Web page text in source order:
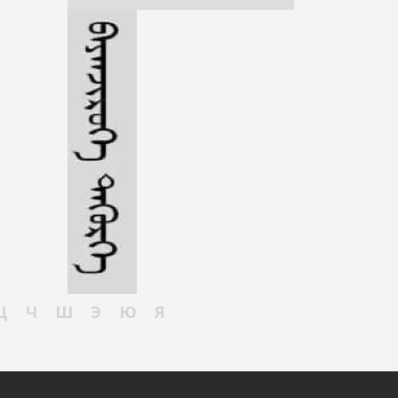
Ч Ш Э Ю Я